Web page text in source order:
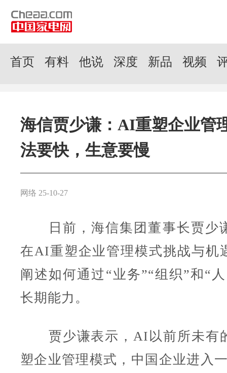
首页 有料 他说 深度 新品 视频
海信贾少谦：AI重塑企业管
法要快，生意要慢
网络 25-10-27
日前，海信集团董事长贾少
在AI重塑企业管理模式挑战与机
阐述如何通过“业务”“组织”和“
长期能力。
贾少谦表示，AI以前所未有
塑企业管理模式，中国企业进入